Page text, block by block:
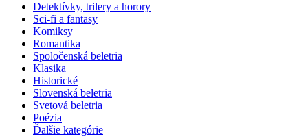
Detektívky, trilery a horory
Sci-fi a fantasy
Komiksy
Romantika
Spoločenská beletria
Klasika
Historické
Slovenská beletria
Svetová beletria
Poézia
Ďalšie kategórie